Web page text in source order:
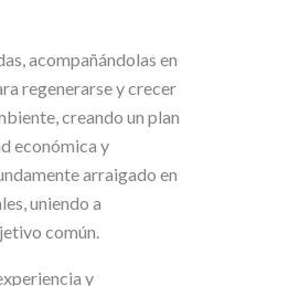
acompañándolas en
regenerarse y crecer
creando un plan
económica y
arraigado en
uniendo a
común.
y